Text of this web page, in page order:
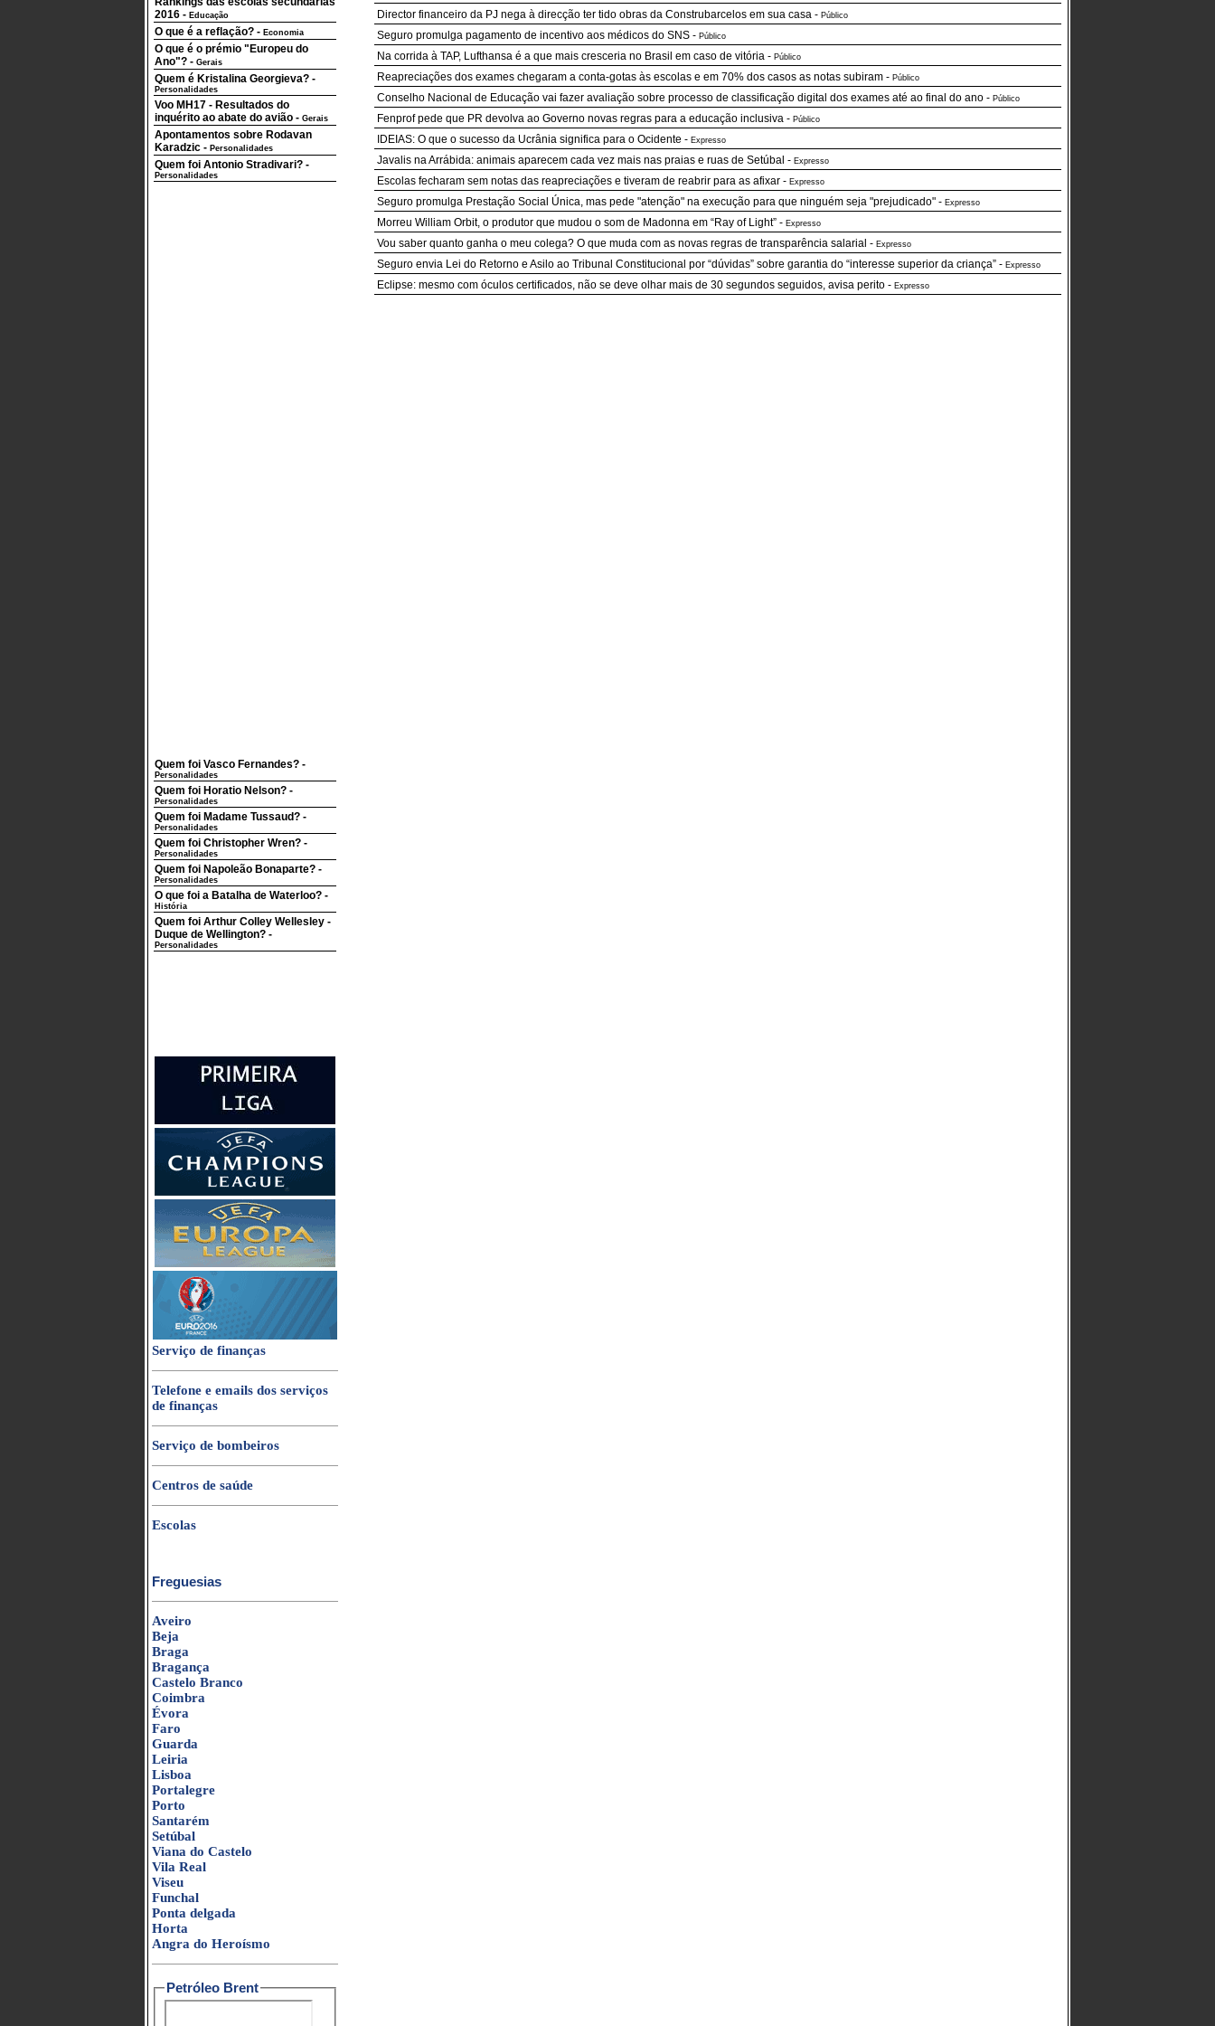
2016 - Educação
O que é a reflação? - Economia
O que é o prémio "Europeu do
Ano"? - Gerais
Quem é Kristalina Georgieva? -
Personalidades
Voo MH17 - Resultados do
inquérito ao abate do avião - Gerais
Apontamentos sobre Rodavan
Karadzic - Personalidades
Quem foi Antonio Stradivari? -
Personalidades
Quem foi Vasco Fernandes? -
Personalidades
Quem foi Horatio Nelson? -
Personalidades
Quem foi Madame Tussaud? -
Personalidades
Quem foi Christopher Wren? -
Personalidades
Quem foi Napoleão Bonaparte? -
Personalidades
O que foi a Batalha de Waterloo? -
História
Quem foi Arthur Colley Wellesley -
Duque de Wellington? -
Personalidades
Serviço de finanças
Telefone e emails dos serviços
de finanças
Serviço de bombeiros
Centros de saúde
Escolas
Freguesias
Aveiro
Beja
Braga
Bragança
Castelo Branco
Coimbra
Évora
Faro
Guarda
Leiria
Lisboa
Portalegre
Porto
Santarém
Setúbal
Viana do Castelo
Vila Real
Viseu
Funchal
Ponta delgada
Horta
Angra do Heroísmo
Petróleo Brent
Director financeiro da PJ nega à direcção ter tido obras da Construbarcelos em sua casa - Público
Seguro promulga pagamento de incentivo aos médicos do SNS - Público
Na corrida à TAP, Lufthansa é a que mais cresceria no Brasil em caso de vitória - Público
Reapreciações dos exames chegaram a conta-gotas às escolas e em 70% dos casos as notas subiram - Público
Conselho Nacional de Educação vai fazer avaliação sobre processo de classificação digital dos exames até ao final do ano - Público
Fenprof pede que PR devolva ao Governo novas regras para a educação inclusiva - Público
IDEIAS: O que o sucesso da Ucrânia significa para o Ocidente - Expresso
Javalis na Arrábida: animais aparecem cada vez mais nas praias e ruas de Setúbal - Expresso
Escolas fecharam sem notas das reapreciações e tiveram de reabrir para as afixar - Expresso
Seguro promulga Prestação Social Única, mas pede "atenção" na execução para que ninguém seja "prejudicado" - Expresso
Morreu William Orbit, o produtor que mudou o som de Madonna em “Ray of Light” - Expresso
Vou saber quanto ganha o meu colega? O que muda com as novas regras de transparência salarial - Expresso
Seguro envia Lei do Retorno e Asilo ao Tribunal Constitucional por “dúvidas” sobre garantia do “interesse superior da criança” - Expresso
Eclipse: mesmo com óculos certificados, não se deve olhar mais de 30 segundos seguidos, avisa perito - Expresso